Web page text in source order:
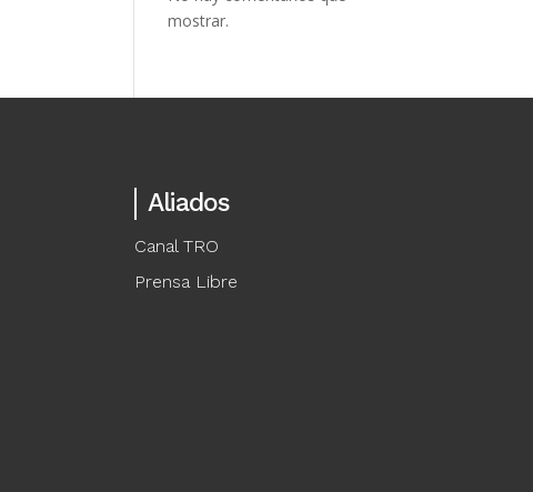
mostrar.
Aliados
Canal TRO
Prensa Libre